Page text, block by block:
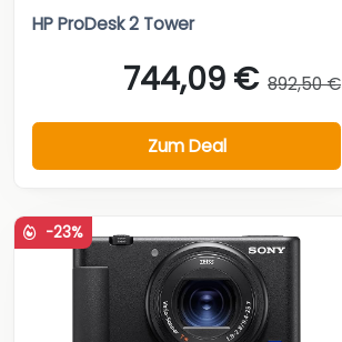
HP ProDesk 2 Tower
744,09 € 892,50 €
Zum Deal
-23%